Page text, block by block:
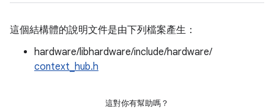
這個結構體的說明文件是由下列檔案產生：
hardware/libhardware/include/hardware/
context_hub.h
這對你有幫助嗎？